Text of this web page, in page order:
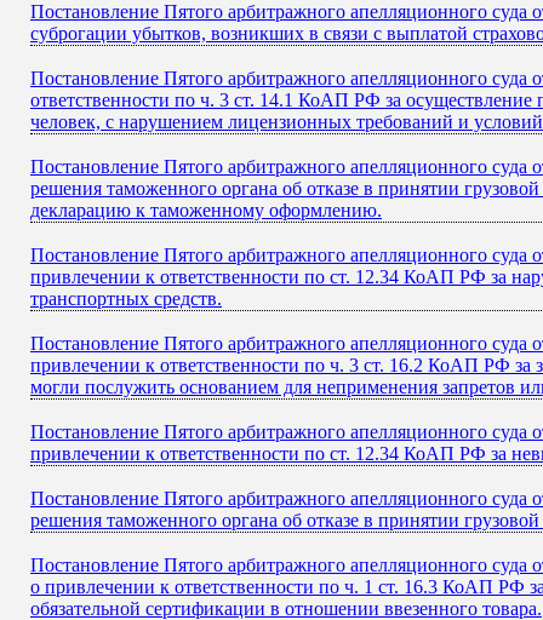
Постановление Пятого арбитражного апелляционного
суброгации убытков, возникших в связи с выплатой
Постановление Пятого арбитражного апелляционного
ответственности по ч. 3 ст. 14.1 КоАП РФ за
человек, с нарушением лицензионных требований и
Постановление Пятого арбитражного апелляционного
решения таможенного органа об отказе в принятии
декларацию к таможенному оформлению.
Постановление Пятого арбитражного апелляционного
привлечении к ответственности по ст. 12.34 КоАП РФ за
транспортных средств.
Постановление Пятого арбитражного апелляционного
привлечении к ответственности по ч. 3 ст. 16.2 КоАП РФ за
могли послужить основанием для неприменения запретов
Постановление Пятого арбитражного апелляционного
привлечении к ответственности по ст. 12.34 КоАП РФ за
Постановление Пятого арбитражного апелляционного
решения таможенного органа об отказе в принятии
Постановление Пятого арбитражного апелляционного
о привлечении к ответственности по ч. 1 ст. 16.3 КоАП РФ
обязательной сертификации в отношении ввезенного товара.